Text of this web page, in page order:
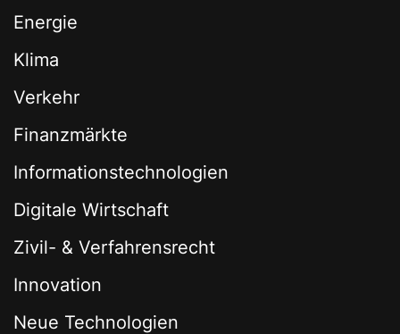
Energie
Klima
Verkehr
Finanzmärkte
Informationstechnologien
Digitale Wirtschaft
Zivil- & Verfahrensrecht
Innovation
Neue Technologien